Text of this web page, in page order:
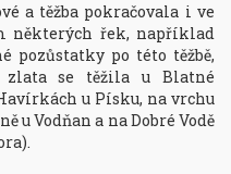
a těžba pokračovala i ve
některých řek, například
pozůstatky po této těžbě,
se těžila u Blatné
u Písku, na vrchu
u Vodňan a na Dobré Vodě